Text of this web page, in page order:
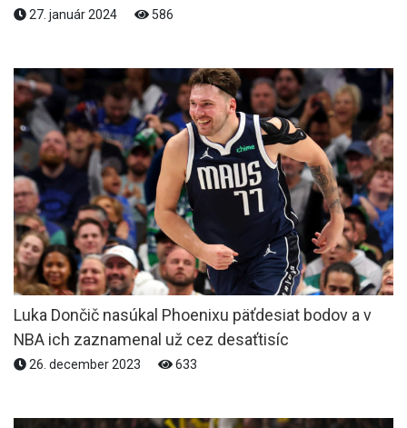
27. január 2024 586
Luka Dončič nasúkal Phoenixu päťdesiat bodov a v
NBA ich zaznamenal už cez desaťtisíc
26. december 2023 633